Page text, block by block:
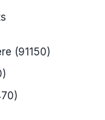
(91150)